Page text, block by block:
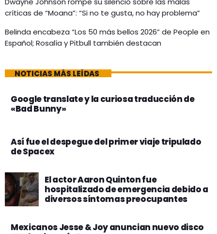
críticas de “Moana”: “Si no te gusta, no hay problema”
Belinda encabeza “Los 50 más bellos 2026” de People en
Español; Rosalía y Pitbull también destacan
NOTICIAS MÁS LEÍDAS
Google translate y la curiosa traducción de
«Bad Bunny»
Así fue el despegue del primer viaje tripulado
de Spacex
El actor Aaron Quinton fue
hospitalizado de emergencia debido a
diversos síntomas preocupantes
Mexicanos Jesse & Joy anuncian nuevo disco